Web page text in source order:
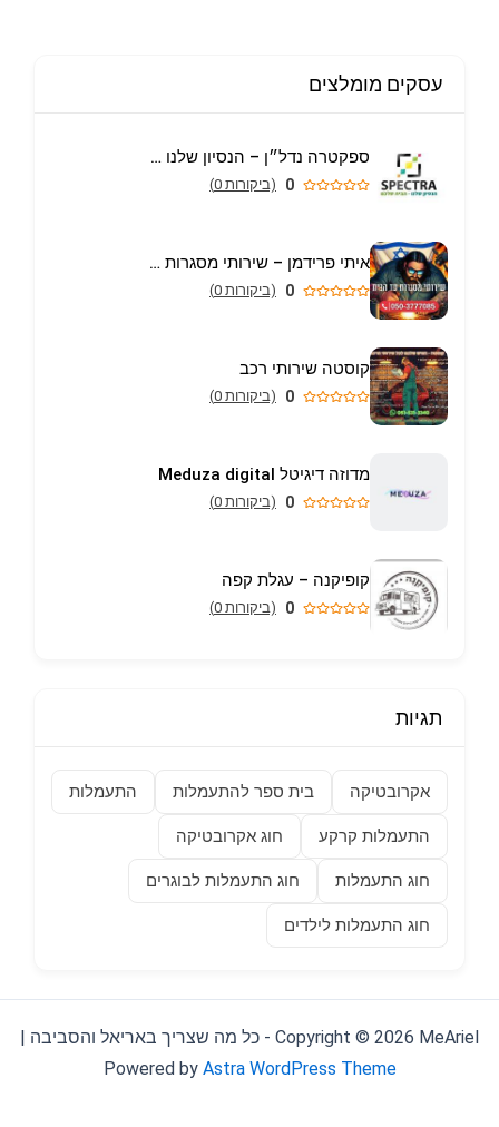
עסקים מומלצים
ספקטרה נדל״ן – הנסיון שלנו הבית שלכם
0 (ביקורות 0)
איתי פרידמן – שירותי מסגרות וריתוך עד הבית באריאל
0 (ביקורות 0)
קוסטה שירותי רכב
0 (ביקורות 0)
מדוזה דיגיטל Meduza digital
0 (ביקורות 0)
קופיקנה – עגלת קפה
0 (ביקורות 0)
תגיות
אקרובטיקה בית ספר להתעמלות התעמלות
התעמלות קרקע חוג אקרובטיקה
חוג התעמלות חוג התעמלות לבוגרים
חוג התעמלות לילדים
Copyright © 2026 MeAriel - כל מה שצריך באריאל והסביבה |
Powered by Astra WordPress Theme